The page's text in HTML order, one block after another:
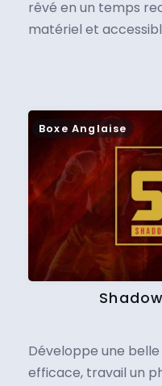
rêvé en un temps
matériel et
Boxe Anglaise
Développe une
efficace, travail un